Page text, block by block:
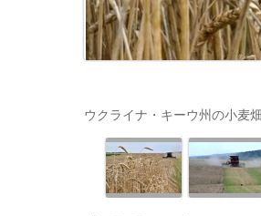
ウクライナ・キーウ州の小麦